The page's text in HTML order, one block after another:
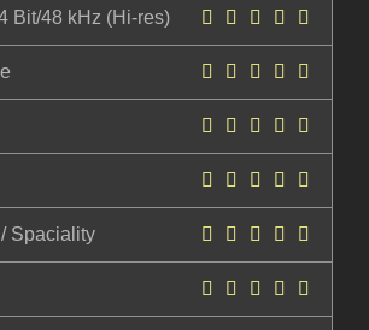
Bit/48 kHz (Hi-res)
Spaciality